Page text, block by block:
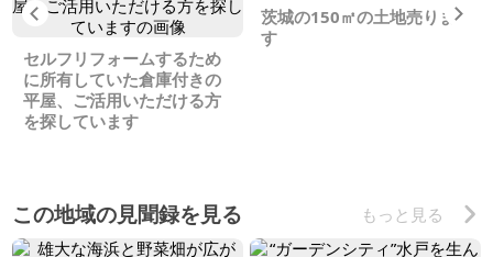
Previous
セルフリフォームするため
に所有していた倉庫付きの
平屋、ご活用いただける方
を探しています
茨城の150㎡の土地売りま
す
この地域の見聞録を見る もっと見る